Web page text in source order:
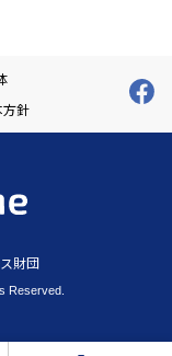
方針
財団
Reserved.